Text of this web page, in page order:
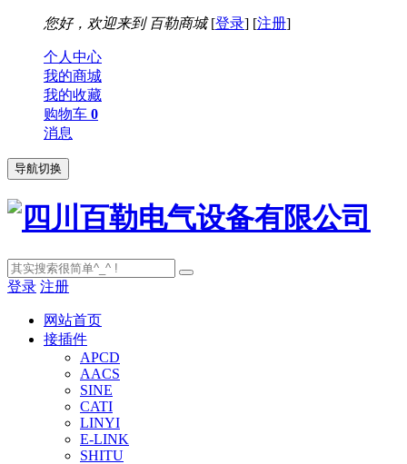
您好，欢迎来到 百勒商城[登录] [注册]
个人中心
我的商城
我的收藏
购物车 0
消息
导航切换
登录 注册
网站首页
接插件
APCD
AACS
SINE
CATI
LINYI
E-LINK
SHITU